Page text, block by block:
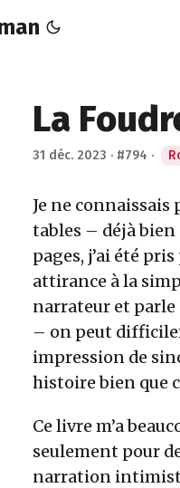
La
31 déc. 2023 · #794 ·
Je ne connaissais
tables – déjà bien
pages, j’ai été
attirance à la
narrateur et
– on peut
impression de
histoire bien que
Ce livre m’a
seulement pour
narration